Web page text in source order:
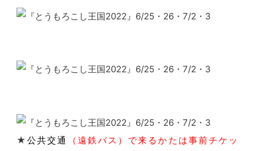
★公共交通 （遠鉄バス） で来るかたは事前チケッ